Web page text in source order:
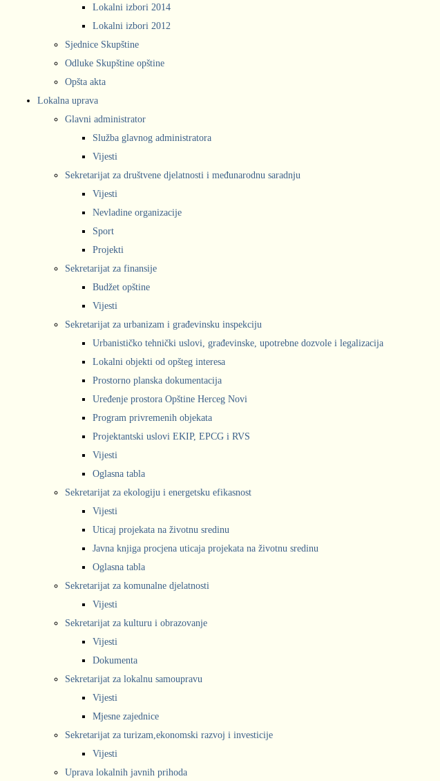
Lokalni izbori 2014
Lokalni izbori 2012
Sjednice Skupštine
Odluke Skupštine opštine
Opšta akta
Lokalna uprava
Glavni administrator
Služba glavnog administratora
Vijesti
Sekretarijat za društvene djelatnosti i međunarodnu saradnju
Vijesti
Nevladine organizacije
Sport
Projekti
Sekretarijat za finansije
Budžet opštine
Vijesti
Sekretarijat za urbanizam i građevinsku inspekciju
Urbanističko tehnički uslovi, građevinske, upotrebne dozvole i legalizacija
Lokalni objekti od opšteg interesa
Prostorno planska dokumentacija
Uređenje prostora Opštine Herceg Novi
Program privremenih objekata
Projektantski uslovi EKIP, EPCG i RVS
Vijesti
Oglasna tabla
Sekretarijat za ekologiju i energetsku efikasnost
Vijesti
Uticaj projekata na životnu sredinu
Javna knjiga procjena uticaja projekata na životnu sredinu
Oglasna tabla
Sekretarijat za komunalne djelatnosti
Vijesti
Sekretarijat za kulturu i obrazovanje
Vijesti
Dokumenta
Sekretarijat za lokalnu samoupravu
Vijesti
Mjesne zajednice
Sekretarijat za turizam,ekonomski razvoj i investicije
Vijesti
Uprava lokalnih javnih prihoda